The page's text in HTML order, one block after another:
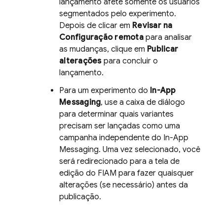
lançamento afete somente os usuários
segmentados pelo experimento.
Depois de clicar em Revisar na
Configuração remotapara analisar
as mudanças, clique em Publicar
alteraçõespara concluir o
lançamento.
Para um experimento do In-App
Messaging, use a caixa de diálogo
para determinar quais variantes
precisam ser lançadas como uma
campanha independente do In-App
Messaging. Uma vez selecionado, você
será redirecionado para a tela de
edição do FIAM para fazer quaisquer
alterações (se necessário) antes da
publicação.